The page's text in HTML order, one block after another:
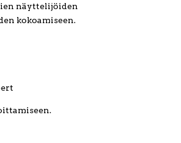
näyttelijöiden
kokoamiseen.